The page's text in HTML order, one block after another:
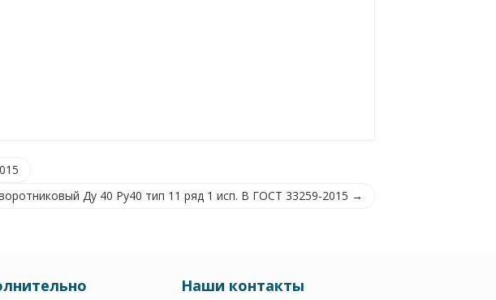
Ду 40 Ру40 тип 11 ряд 1 исп. B ГОСТ 33259-2015 →
Наши контакты